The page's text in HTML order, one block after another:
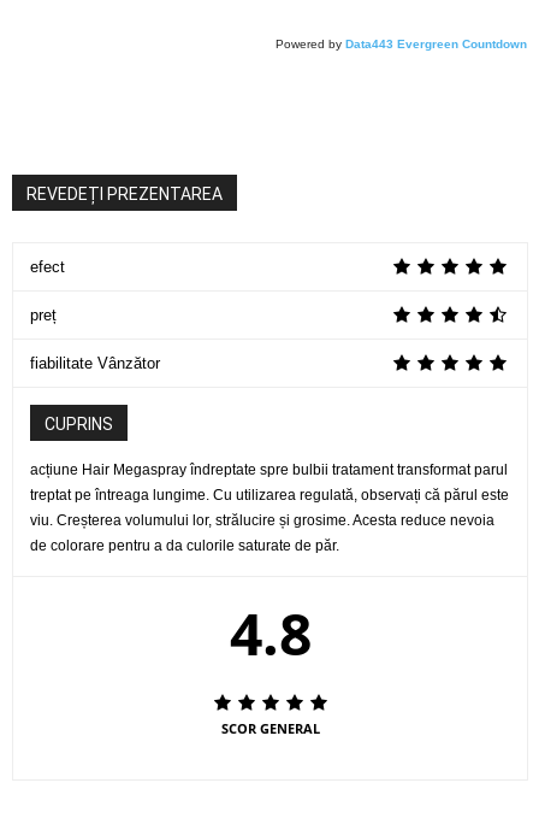
Powered by Data443 Evergreen Countdown
REVEDEȚI PREZENTAREA
efect
preț
fiabilitate Vânzător
CUPRINS
acțiune Hair Megaspray îndreptate spre bulbii tratament transformat parul
treptat pe întreaga lungime. Cu utilizarea regulată, observați că părul este
viu. Creșterea volumului lor, strălucire și grosime. Acesta reduce nevoia
de colorare pentru a da culorile saturate de păr.
4.8
SCOR GENERAL